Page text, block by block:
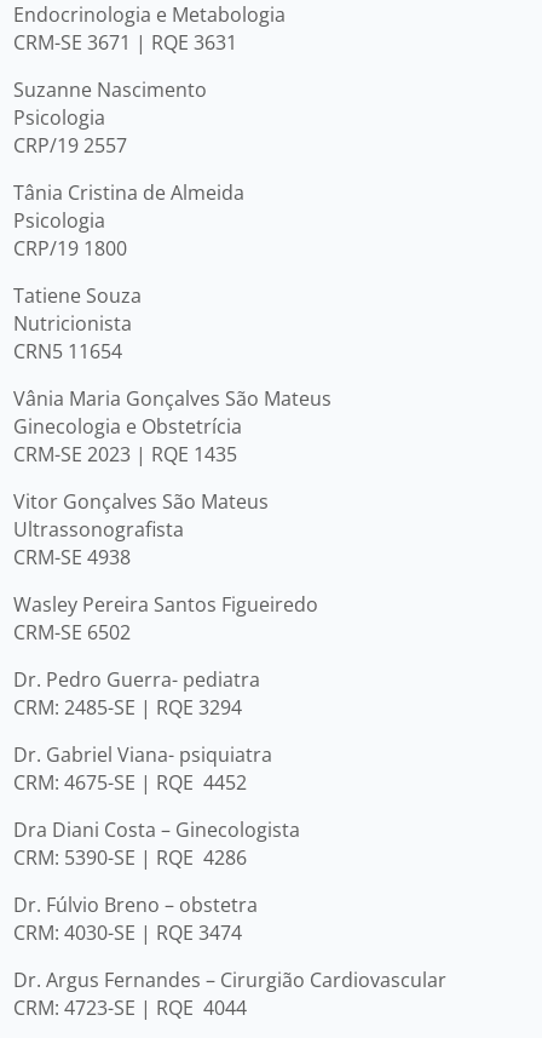
Endocrinologia e Metabologia
CRM-SE 3671 | RQE 3631
Suzanne Nascimento
Psicologia
CRP/19 2557
Tânia Cristina de Almeida
Psicologia
CRP/19 1800
Tatiene Souza
Nutricionista
CRN5 11654
Vânia Maria Gonçalves São Mateus
Ginecologia e Obstetrícia
CRM-SE 2023 | RQE 1435
Vitor Gonçalves São Mateus
Ultrassonografista
CRM-SE 4938
Wasley Pereira Santos Figueiredo
CRM-SE 6502
Dr. Pedro Guerra- pediatra
CRM: 2485-SE | RQE 3294
Dr. Gabriel Viana- psiquiatra
CRM: 4675-SE | RQE 4452
Dra Diani Costa – Ginecologista
CRM: 5390-SE | RQE 4286
Dr. Fúlvio Breno – obstetra
CRM: 4030-SE | RQE 3474
Dr. Argus Fernandes – Cirurgião Cardiovascular
CRM: 4723-SE | RQE 4044